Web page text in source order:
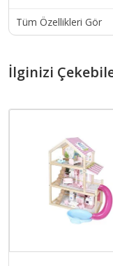
Tüm Özellikleri Gör
İlginizi